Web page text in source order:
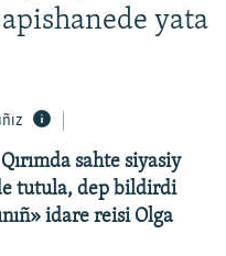
yata
sahte siyasiy
tutula, dep bildirdi
idare reisi Olga